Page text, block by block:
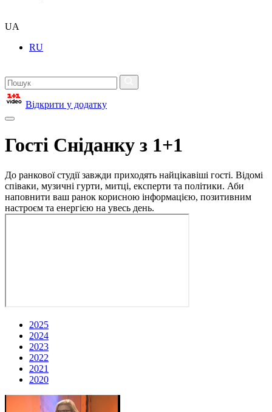
UA
RU
Відкрити у додатку
Гості Сніданку з 1+1
До ранкової студії завжди приходять найцікавіші гості. Відомі
співаки, музичні гурти, митці, експерти та політики. Аби
наповнити ваш ранок корисною інформацією, позитивним
настроєм та енергією на увесь день.
2025
2024
2023
2022
2021
2020